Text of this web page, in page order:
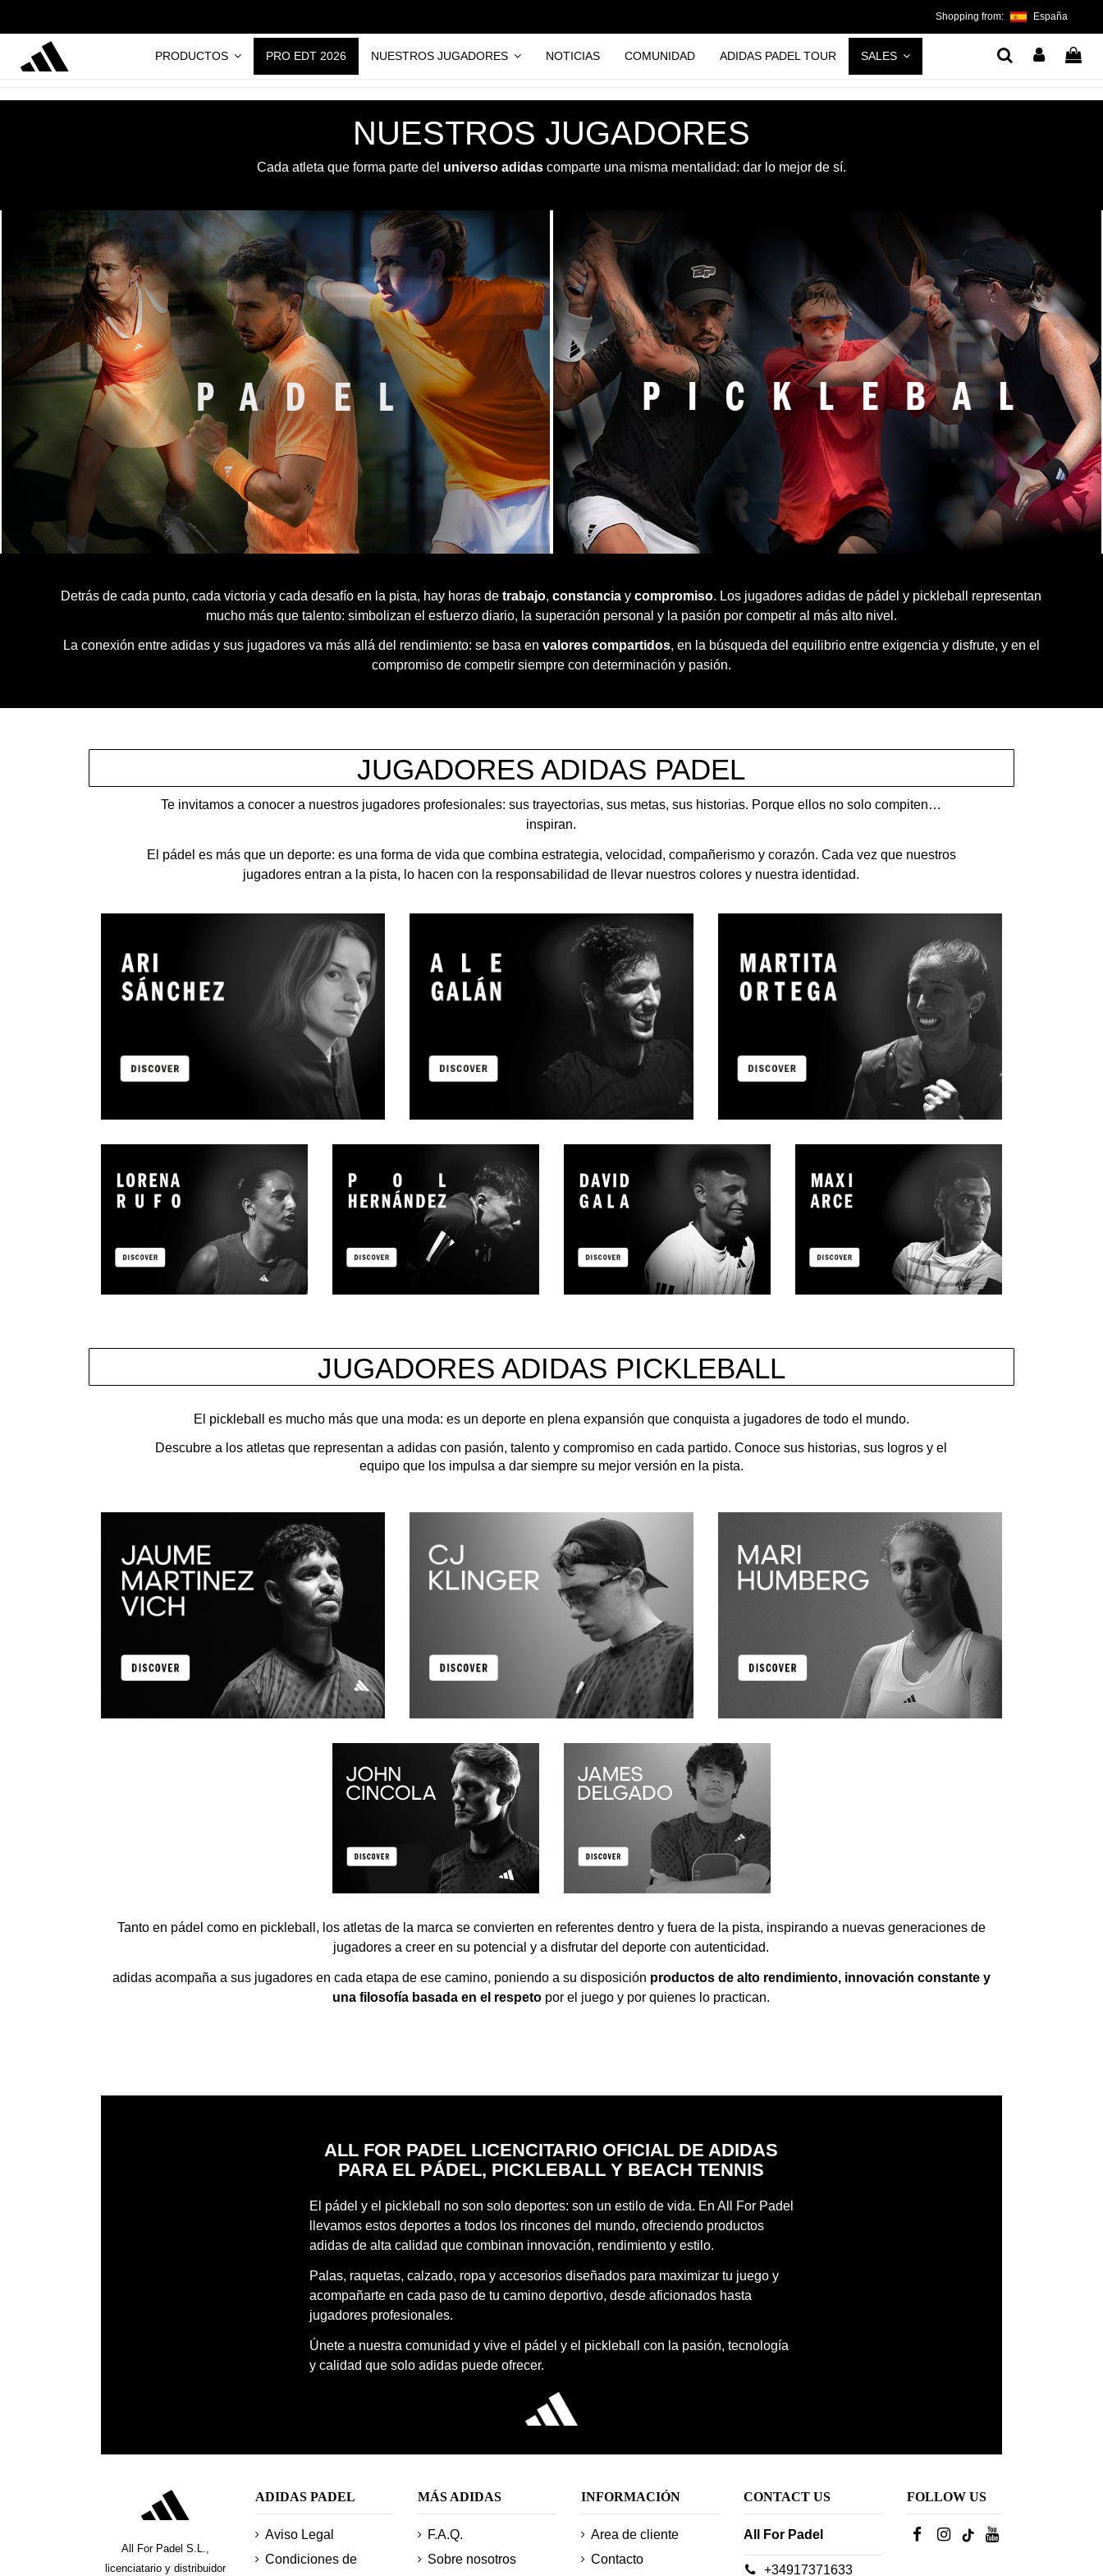
Shopping from: España
PRODUCTOS PRO EDT 2026 NUESTROS JUGADORES NOTICIAS COMUNIDAD ADIDAS PADEL TOUR SALES
NUESTROS JUGADORES
Cada atleta que forma parte del universo adidascomparte una misma mentalidad: dar lo mejor de sí.
Detrás de cada punto, cada victoria y cada desafío en la pista, hay horas detrabajo,constancia ycompromiso. Los jugadores adidas de pádel y pickleball representan
mucho más que talento: simbolizan el esfuerzo diario, la superación personal y la pasión por competir al más alto nivel.
La conexión entre adidas y sus jugadores va más allá del rendimiento: se basa en valores compartidos, en la búsqueda del equilibrio entre exigencia y disfrute, y en el
compromiso de competir siempre con determinación y pasión.
JUGADORES ADIDAS PADEL
Te invitamos a conocer a nuestros jugadores profesionales: sus trayectorias, sus metas, sus historias. Porque ellos no solo compiten…
inspiran.
El pádel es más que un deporte: es una forma de vida que combina estrategia, velocidad, compañerismo y corazón. Cada vez que nuestros
jugadores entran a la pista, lo hacen con la responsabilidad de llevar nuestros colores y nuestra identidad.
JUGADORES ADIDAS PICKLEBALL
El pickleball es mucho más que una moda: es un deporte en plena expansión que conquista a jugadores de todo el mundo.
Descubre a los atletas que representan a adidas con pasión, talento y compromiso en cada partido. Conoce sus historias, sus logros y el
equipo que los impulsa a dar siempre su mejor versión en la pista.
Tanto en pádel como en pickleball, los atletas de la marca se convierten en referentes dentro y fuera de la pista, inspirando a nuevas generaciones de
jugadores a creer en su potencial y a disfrutar del deporte con autenticidad.
adidas acompaña a sus jugadores en cada etapa de ese camino, poniendo a su disposición productos de alto rendimiento, innovación constante y
una filosofía basada en el respeto por el juego y por quienes lo practican.
ALL FOR PADEL LICENCITARIO OFICIAL DE ADIDAS
PARA EL PÁDEL, PICKLEBALL Y BEACH TENNIS
El pádel y el pickleball no son solo deportes: son un estilo de vida. En All For Padel
llevamos estos deportes a todos los rincones del mundo, ofreciendo productos
adidas de alta calidad que combinan innovación, rendimiento y estilo.
Palas, raquetas, calzado, ropa y accesorios diseñados para maximizar tu juego y
acompañarte en cada paso de tu camino deportivo, desde aficionados hasta
jugadores profesionales.
Únete a nuestra comunidad y vive el pádel y el pickleball con la pasión, tecnología
y calidad que solo adidas puede ofrecer.
All For Padel S.L.,
licenciatario y distribuidor
ADIDAS PADEL
Aviso Legal
Condiciones de
MÁS ADIDAS
F.A.Q.
Sobre nosotros
INFORMACIÓN
Area de cliente
Contacto
CONTACT US
All For Padel
+34917371633
FOLLOW US